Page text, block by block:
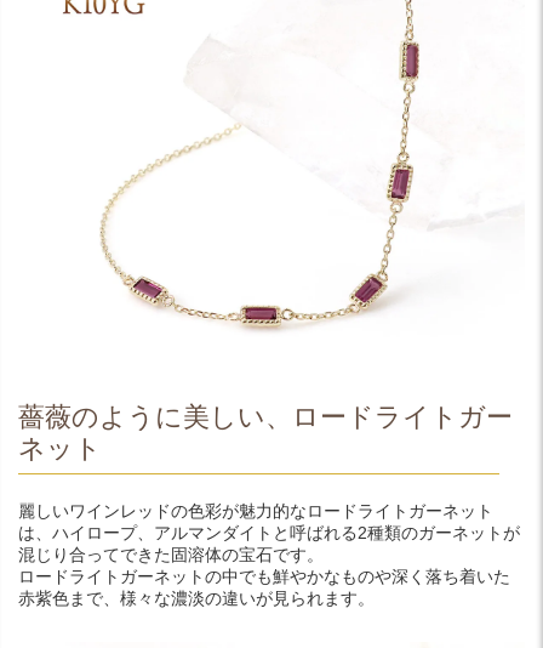
薔薇のように美しい、ロードライトガー
ネット
麗しいワインレッドの色彩が魅力的なロードライトガーネット
は、ハイロープ、アルマンダイトと呼ばれる2種類のガーネットが
混じり合ってできた固溶体の宝石です。
ロードライトガーネットの中でも鮮やかなものや深く落ち着いた
赤紫色まで、様々な濃淡の違いが見られます。